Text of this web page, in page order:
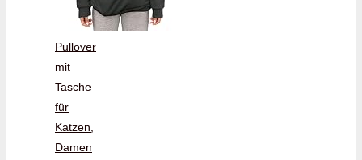
Pullover
mit
Tasche
für
Katzen,
Damen